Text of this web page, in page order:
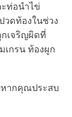
ะท่อนำไข่
วดท้องในช่วง
เจริญผิดที่
เกรน ท้องผูก
ากคุณประสบ